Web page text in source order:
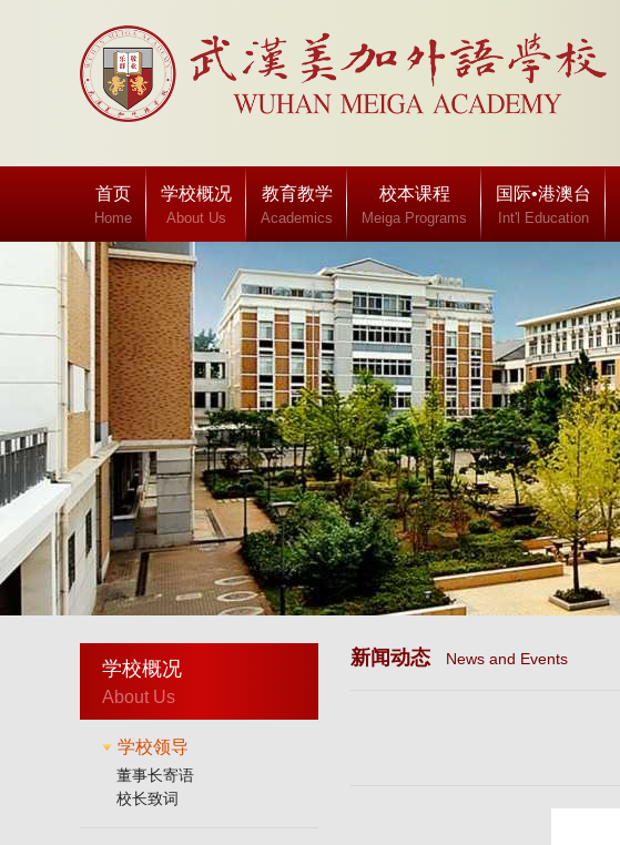
首页
Home
学校概况
About Us
教育教学
Academics
校本课程
Meiga Programs
国际•港澳台
Int'l Education
班级博客
Class blog
学校概况
About Us
学校领导
董事长寄语
校长致词
新闻动态 News and Events